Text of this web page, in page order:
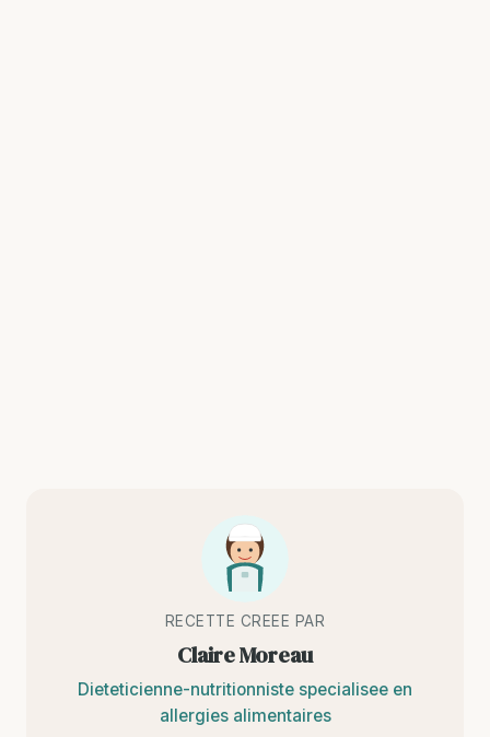
RECETTE CREEE PAR
Claire Moreau
Dieteticienne-nutritionniste specialisee en
allergies alimentaires